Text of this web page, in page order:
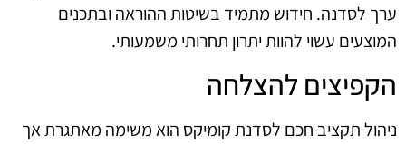
ערך לסדנה. חידוש מתמיד בשיטות ההוראה ובתכנים
המוצעים עשוי להוות יתרון תחרותי משמעותי.
הקפיצים להצלחה
ניהול תקציב חכם לסדנת קומיקס הוא משימה מאתגרת אך